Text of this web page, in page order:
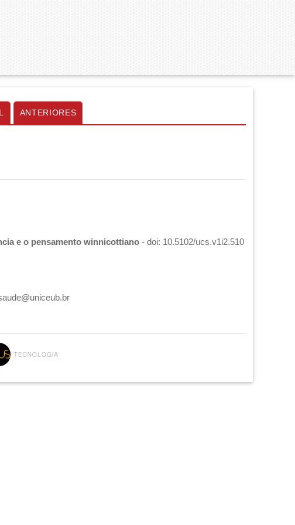
ANTERIORES
e o pensamento winnicottiano - doi: 10.5102/ucs.v1i2.510